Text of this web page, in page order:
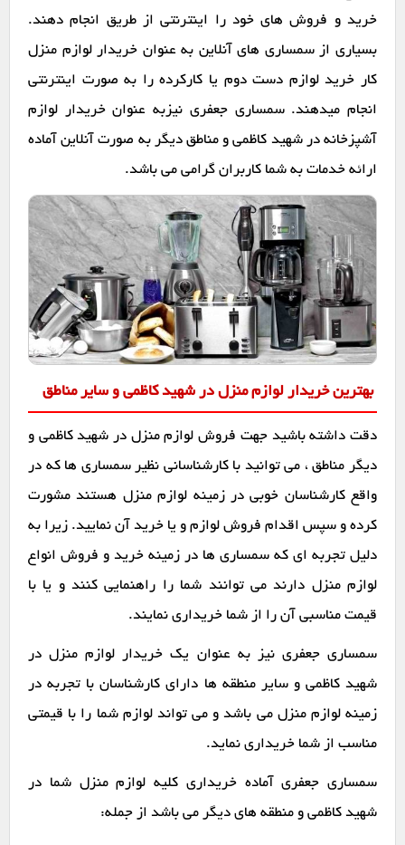
خرید و فروش های خود را اینترنتی از طریق انجام دهند.
بسیاری از سمساری های آنلاین به عنوان خریدار لوازم منزل
کار خرید لوازم دست دوم یا کارکرده را به صورت اینترنتی
انجام میدهند. سمساری جعفری نیزبه عنوان خریدار لوازم
آشپزخانه در شهید کاظمی و مناطق دیگر به صورت آنلاین آماده
ارائه خدمات به شما کاربران گرامی می باشد.
بهترین خریدار لوازم منزل در شهید کاظمی و سایر مناطق
دقت داشته باشید جهت فروش لوازم منزل در شهید کاظمی و
دیگر مناطق ، می توانید با کارشناسانی نظیر سمساری ها که در
واقع کارشناسان خوبی در زمینه لوازم منزل هستند مشورت
کرده و سپس اقدام فروش لوازم و یا خرید آن نمایید. زیرا به
دلیل تجربه ای که سمساری ها در زمینه خرید و فروش انواع
لوازم منزل دارند می توانند شما را راهنمایی کنند و یا با
قیمت مناسبی آن را از شما خریداری نمایند.
سمساری جعفری نیز به عنوان یک خریدار لوازم منزل در
شهید کاظمی و سایر منطقه ها دارای کارشناسان با تجربه در
زمینه لوازم منزل می باشد و می تواند لوازم شما را با قیمتی
مناسب از شما خریداری نماید.
سمساری جعفری آماده خریداری کلیه لوازم منزل شما در
شهید کاظمی و منطقه های دیگر می باشد از جمله: